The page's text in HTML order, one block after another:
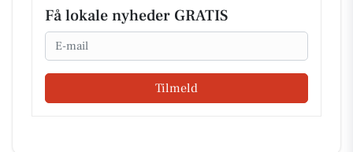
Få lokale nyheder GRATIS
Email
Tilmeld